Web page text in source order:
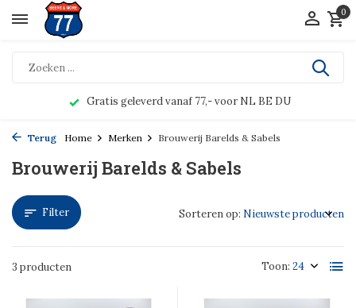
0
Gratis geleverd vanaf 77,- voor NL BE DU
Terug Home Merken Brouwerij Barelds & Sabels
Brouwerij Barelds & Sabels
Filter
3 producten Toon:
Sorteren op: